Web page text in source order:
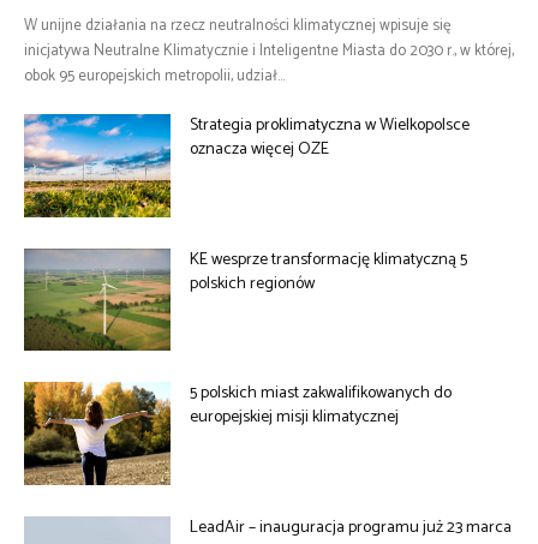
W unijne działania na rzecz neutralności klimatycznej wpisuje się
inicjatywa Neutralne Klimatycznie i Inteligentne Miasta do 2030 r., w której,
obok 95 europejskich metropolii, udział...
Strategia proklimatyczna w Wielkopolsce
oznacza więcej OZE
KE wesprze transformację klimatyczną 5
polskich regionów
5 polskich miast zakwalifikowanych do
europejskiej misji klimatycznej
LeadAir – inauguracja programu już 23 marca